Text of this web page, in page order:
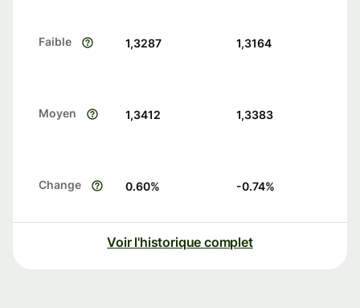
Faible 1,3287 1,3164
Moyen 1,3412 1,3383
Change 0.60% -0.74%
Voir l'historique complet